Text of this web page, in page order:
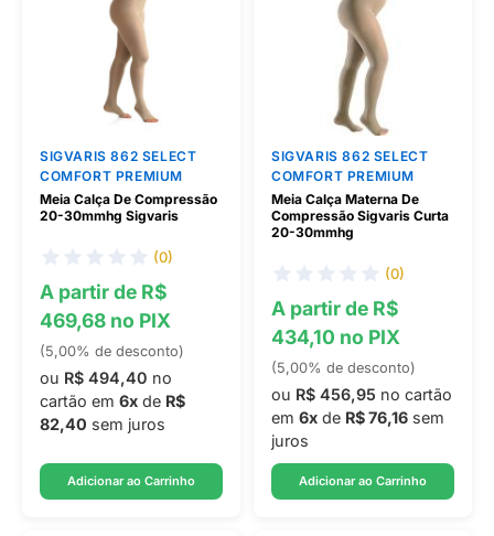
SIGVARIS 862 SELECT
COMFORT PREMIUM
Meia Calça De Compressão
20-30mmhg Sigvaris
(0)
A partir de R$
469,68 no PIX
(5,00% de desconto)
ou R$ 494,40 no
cartão em 6x de R$
82,40 sem juros
Adicionar ao Carrinho
SIGVARIS 862 SELECT
COMFORT PREMIUM
Meia Calça Materna De
Compressão Sigvaris Curta
20-30mmhg
(0)
A partir de R$
434,10 no PIX
(5,00% de desconto)
ou R$ 456,95 no cartão
em 6x de R$ 76,16 sem
juros
Adicionar ao Carrinho